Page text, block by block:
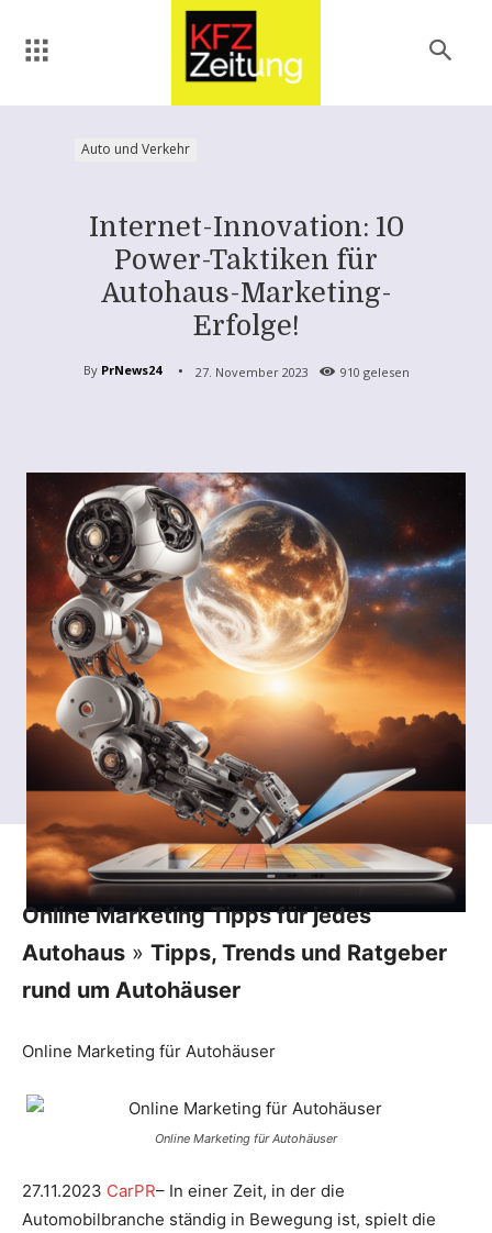
Auto und Verkehr
Internet-Innovation: 10
Power-Taktiken für
Autohaus-Marketing-
Erfolge!
By PrNews24 27. November 2023 910 gelesen
Online Marketing Tipps für jedes
Autohaus » Tipps, Trends und Ratgeber
rund um Autohäuser
Online Marketing für Autohäuser
Online Marketing für Autohäuser
27.11.2023 CarPR– In einer Zeit, in der die
Automobilbranche ständig in Bewegung ist, spielt die